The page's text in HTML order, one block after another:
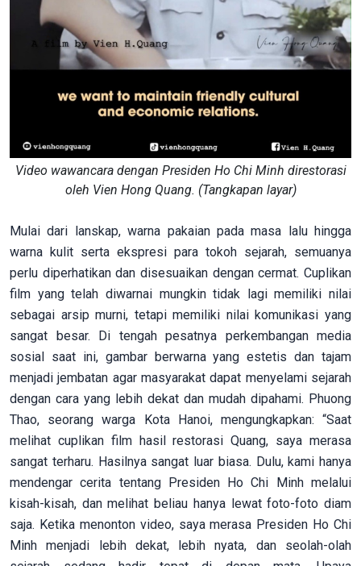
Video wawancara dengan Presiden Ho Chi Minh direstorasi
oleh Vien Hong Quang. (Tangkapan layar)
Mulai dari lanskap, warna pakaian pada masa lalu hingga
warna kulit serta ekspresi para tokoh sejarah, semuanya
perlu diperhatikan dan disesuaikan dengan cermat. Cuplikan
film yang telah diwarnai mungkin tidak lagi memiliki nilai
sebagai arsip murni, tetapi memiliki nilai komunikasi yang
sangat besar. Di tengah pesatnya perkembangan media
sosial saat ini, gambar berwarna yang estetis dan tajam
menjadi jembatan agar masyarakat dapat menyelami sejarah
dengan cara yang lebih dekat dan mudah dipahami. Phuong
Thao, seorang warga Kota Hanoi, mengungkapkan: “Saat
melihat cuplikan film hasil restorasi Quang, saya merasa
sangat terharu. Hasilnya sangat luar biasa. Dulu, kami hanya
mendengar cerita tentang Presiden Ho Chi Minh melalui
kisah-kisah, dan melihat beliau hanya lewat foto-foto diam
saja. Ketika menonton video, saya merasa Presiden Ho Chi
Minh menjadi lebih dekat, lebih nyata, dan seolah-olah